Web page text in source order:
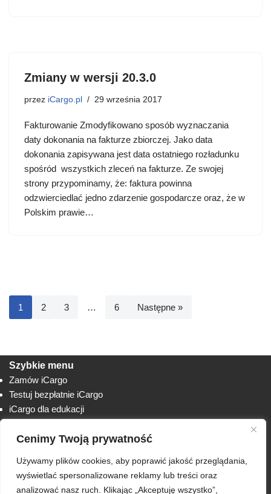
Cenimy Twoją prywatność
Używamy plików cookies, aby poprawić jakość przeglądania,
wyświetlać spersonalizowane reklamy lub treści oraz
analizować nasz ruch. Klikając „Akceptuję wszystko”,
Zmiany w wersji 20.3.0
przez iCargo.pl 29 września 2017
Fakturowanie Zmodyfikowano sposób wyznaczania
daty dokonania na fakturze zbiorczej. Jako data
dokonania zapisywana jest data ostatniego rozładunku
spośród wszystkich zleceń na fakturze. Ze swojej
strony przypominamy, że: faktura powinna
odzwierciedlać jedno zdarzenie gospodarcze oraz, że w
Polskim prawie…
1 2 3 … 6 Następne »
Szybkie menu
Zamów iCargo
Testuj bezpłatnie iCargo
iCargo dla edukacji
Lista zmian
Techniczne AnyDesk